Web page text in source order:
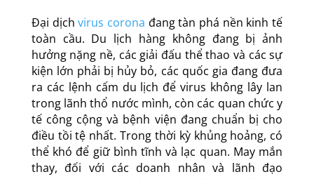
Đại dịchvirus coronađang tàn phá nền kinh tế
toàn cầu. Du lịch hàng không đang bị ảnh
hưởng nặng nề, các giải đấu thể thao và các sự
kiện lớn phải bị hủy bỏ, các quốc gia đang đưa
ra các lệnh cấm du lịch để virus không lây lan
trong lãnh thổ nước mình, còn các quan chức y
tế công cộng và bệnh viện đang chuẩn bị cho
điều tồi tệ nhất. Trong thời kỳ khủng hoảng, có
thể khó để giữ bình tĩnh và lạc quan. May mắn